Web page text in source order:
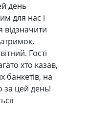
день
для нас і
відзначити
Гості
хто казав,
банкетів, на
за цей день!